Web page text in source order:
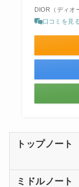
DIOR（ディオ
口コミを見
トップノート
ミドルノート